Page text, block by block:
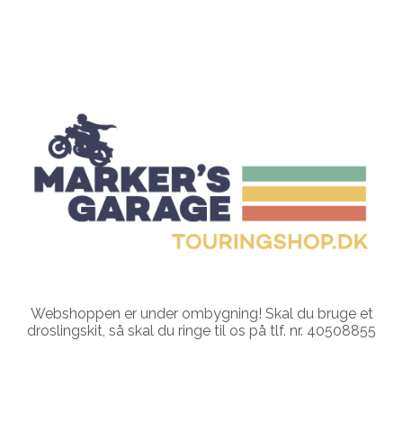
Webshoppen er under ombygning! Skal du bruge et
droslingskit, så skal du ringe til os på tlf. nr. 40508855